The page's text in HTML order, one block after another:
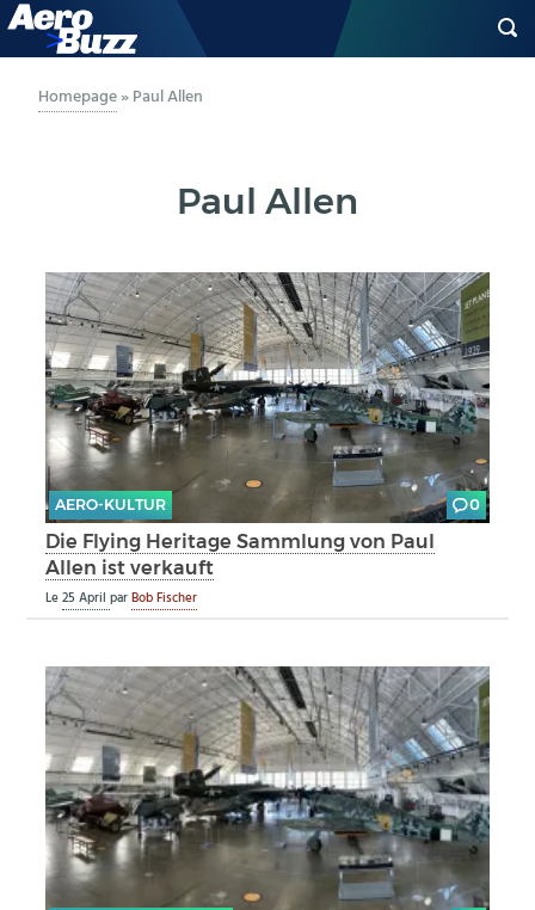
GENERAL AVIATION
MILITÄR
INDUSTRIE
HELIKOPTER
BERUFE
AERO-KULTUR
Homepage»Paul Allen
Paul Allen
AERO-KULTUR 0
Die Flying Heritage Sammlung von Paul
Allen ist verkauft
Le25 AprilparBob Fischer